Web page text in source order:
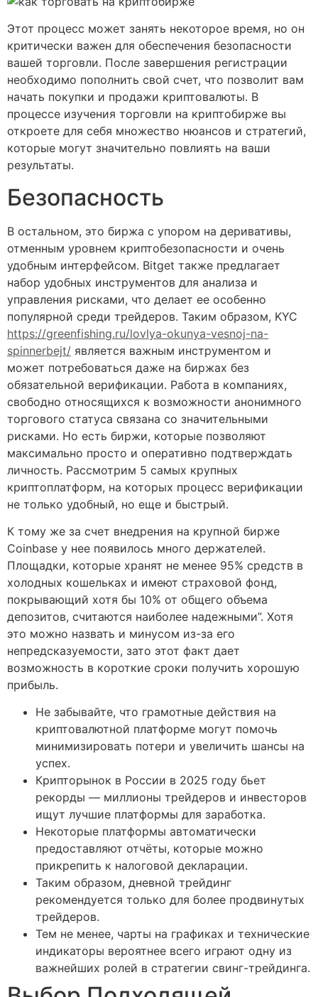
Этот процесс может занять некоторое время, но он
критически важен для обеспечения безопасности
вашей торговли. После завершения регистрации
необходимо пополнить свой счет, что позволит вам
начать покупки и продажи криптовалюты. В
процессе изучения торговли на криптобирже вы
откроете для себя множество нюансов и стратегий,
которые могут значительно повлиять на ваши
результаты.
Безопасность
В остальном, это биржа с упором на деривативы,
отменным уровнем криптобезопасности и очень
удобным интерфейсом. Bitget также предлагает
набор удобных инструментов для анализа и
управления рисками, что делает ее особенно
популярной среди трейдеров. Таким образом, KYC
https://greenfishing.ru/lovlya-okunya-vesnoj-na-
spinnerbejt/ является важным инструментом и
может потребоваться даже на биржах без
обязательной верификации. Работа в компаниях,
свободно относящихся к возможности анонимного
торгового статуса связана со значительными
рисками. Но есть биржи, которые позволяют
максимально просто и оперативно подтверждать
личность. Рассмотрим 5 самых крупных
криптоплатформ, на которых процесс верификации
не только удобный, но еще и быстрый.
К тому же за счет внедрения на крупной бирже
Coinbase у нее появилось много держателей.
Площадки, которые хранят не менее 95% средств в
холодных кошельках и имеют страховой фонд,
покрывающий хотя бы 10% от общего объема
депозитов, считаются наиболее надежными”. Хотя
это можно назвать и минусом из-за его
непредсказуемости, зато этот факт дает
возможность в короткие сроки получить хорошую
прибыль.
Не забывайте, что грамотные действия на
криптовалютной платформе могут помочь
минимизировать потери и увеличить шансы на
успех.
Крипторынок в России в 2025 году бьет
рекорды — миллионы трейдеров и инвесторов
ищут лучшие платформы для заработка.
Некоторые платформы автоматически
предоставляют отчёты, которые можно
прикрепить к налоговой декларации.
Таким образом, дневной трейдинг
рекомендуется только для более продвинутых
трейдеров.
Тем не менее, чарты на графиках и технические
индикаторы вероятнее всего играют одну из
важнейших ролей в стратегии свинг-трейдинга.